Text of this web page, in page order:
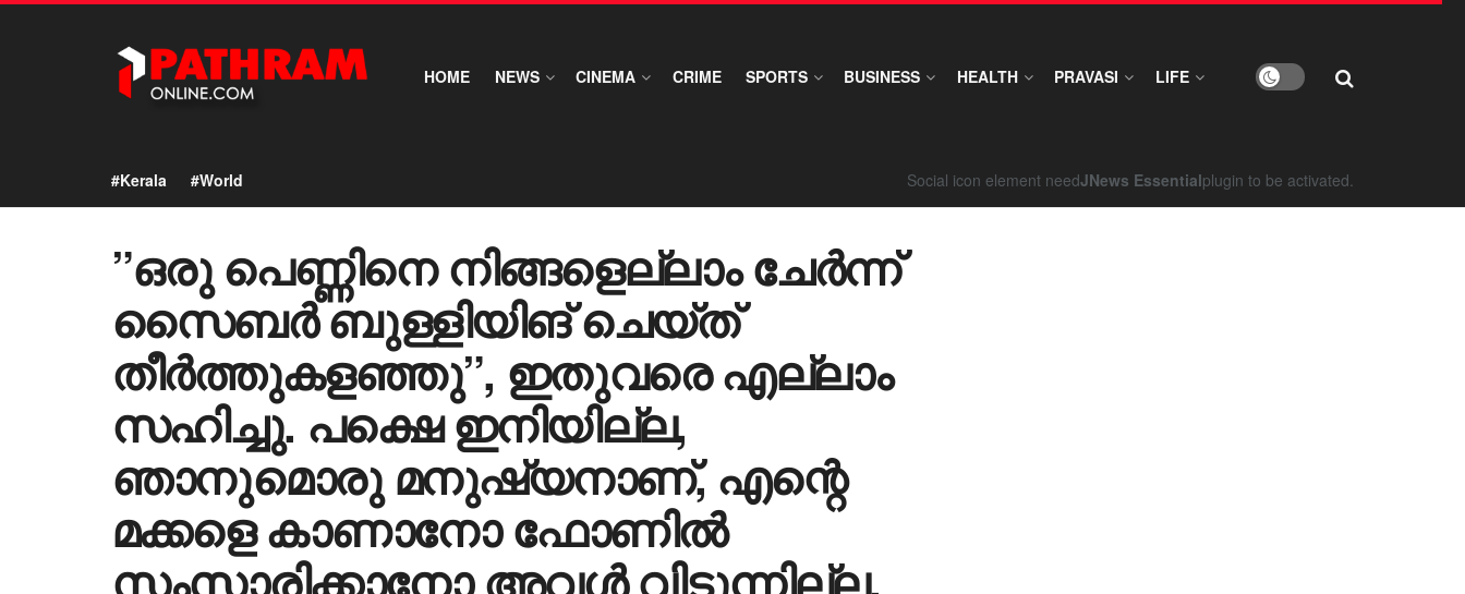
HOME NEWS CINEMA CRIME SPORTS BUSINESS HEALTH PRAVASI LIFE
#Kerala #World Social icon element needJNews Essentialplugin to be activated.
”ഒരു പെണ്ണിനെ നിങ്ങളെല്ലാം ചേര്‍ന്ന്
സൈബര്‍ ബുള്ളിയിങ് ചെയ്ത്
തീര്‍ത്തുകളഞ്ഞു”, ഇതുവരെ എല്ലാം
സഹിച്ചു. പക്ഷെ ഇനിയില്ല,
ഞാനുമൊരു മനുഷ്യനാണ്, എന്റെ
മക്കളെ കാണാനോ ഫോണില്‍
സംസാരിക്കാനോ അവള്‍ വിടുന്നില്ല,